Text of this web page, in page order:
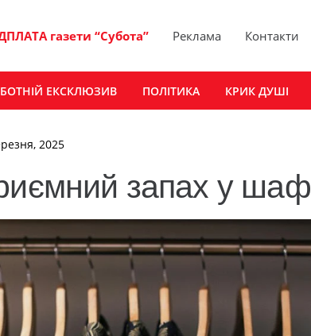
газети “Субота” Реклама Контакти
ЕКСКЛЮЗИВ ПОЛІТИКА КРИК ДУШІ
2025
запах у